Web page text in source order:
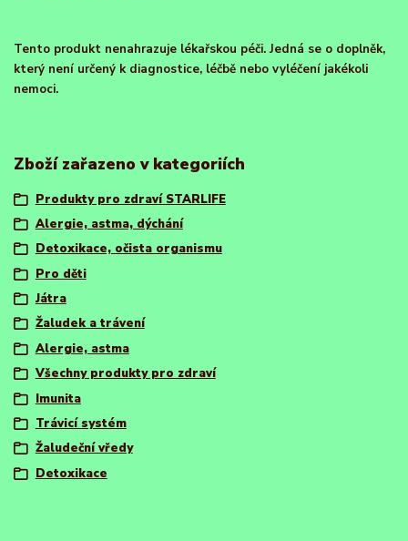
Tento produkt nenahrazuje lékařskou péči. Jedná se o doplněk,
který není určený k diagnostice, léčbě nebo vyléčení jakékoli
nemoci.
Zboží zařazeno v kategoriích
Produkty pro zdraví STARLIFE
Alergie, astma, dýchání
Detoxikace, očista organismu
Pro děti
Játra
Žaludek a trávení
Alergie, astma
Všechny produkty pro zdraví
Imunita
Trávicí systém
Žaludeční vředy
Detoxikace